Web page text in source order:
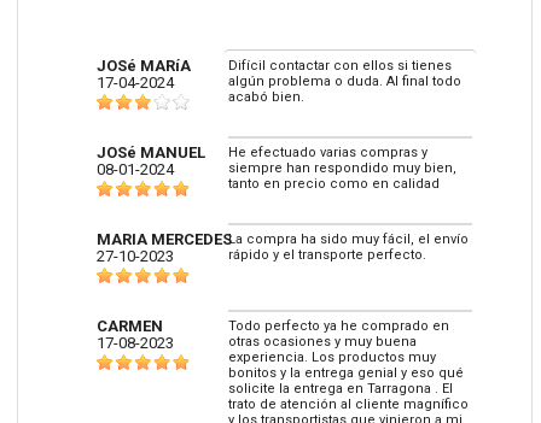
JOSé MARíA
17-04-2024
Difícil contactar con ellos si tienes
algún problema o duda. Al final todo
acabó bien.
JOSé MANUEL
08-01-2024
He efectuado varias compras y
siempre han respondido muy bien,
tanto en precio como en calidad
MARIA MERCEDES
27-10-2023
La compra ha sido muy fácil, el envío
rápido y el transporte perfecto.
CARMEN
17-08-2023
Todo perfecto ya he comprado en
otras ocasiones y muy buena
experiencia. Los productos muy
bonitos y la entrega genial y eso qué
solicite la entrega en Tarragona . El
trato de atención al cliente magnífico